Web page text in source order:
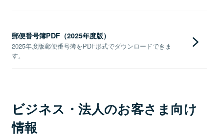
郵便番号簿PDF（2025年度版）
2025年度版郵便番号簿をPDF形式でダウンロードできま
す。
ビジネス・法人のお客さま向け
情報